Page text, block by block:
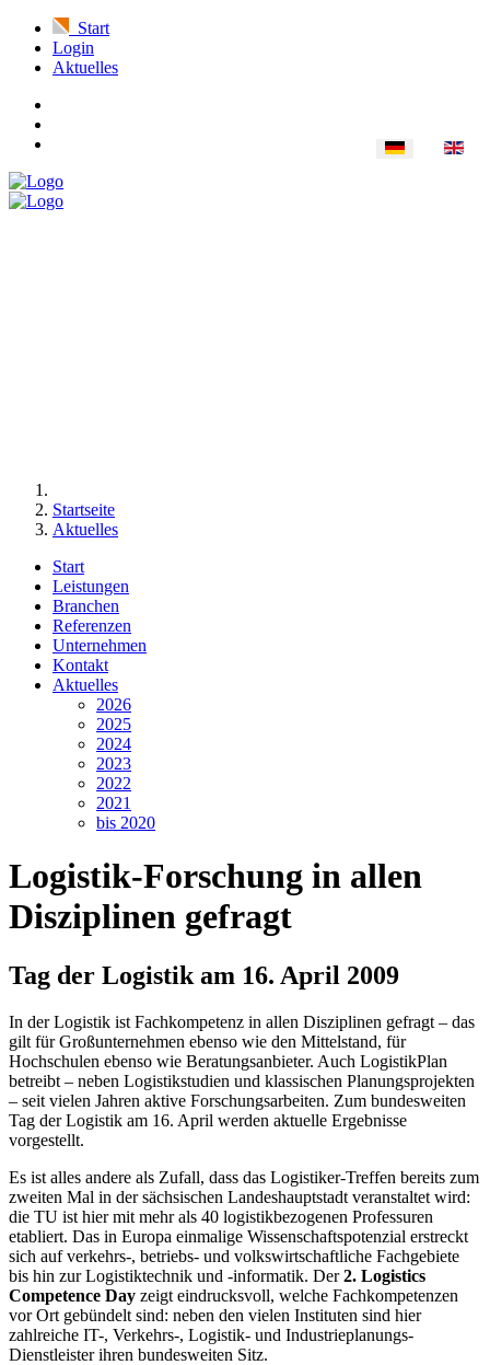
Start
Login
Aktuelles
Startseite
Aktuelles
Start
Leistungen
Branchen
Referenzen
Unternehmen
Kontakt
Aktuelles
2026
2025
2024
2023
2022
2021
bis 2020
Logistik-Forschung in allen
Disziplinen gefragt
Tag der Logistik am 16. April 2009
In der Logistik ist Fachkompetenz in allen Disziplinen gefragt – das
gilt für Großunternehmen ebenso wie den Mittelstand, für
Hochschulen ebenso wie Beratungsanbieter. Auch LogistikPlan
betreibt – neben Logistikstudien und klassischen Planungsprojekten
– seit vielen Jahren aktive Forschungsarbeiten. Zum bundesweiten
Tag der Logistik am 16. April werden aktuelle Ergebnisse
vorgestellt.
Es ist alles andere als Zufall, dass das Logistiker-Treffen bereits zum
zweiten Mal in der sächsischen Landeshauptstadt veranstaltet wird:
die TU ist hier mit mehr als 40 logistikbezogenen Professuren
etabliert. Das in Europa einmalige Wissenschaftspotenzial erstreckt
sich auf verkehrs-, betriebs- und volkswirtschaftliche Fachgebiete
bis hin zur Logistiktechnik und -informatik. Der2. Logistics
Competence Day zeigt eindrucksvoll, welche Fachkompetenzen
vor Ort gebündelt sind: neben den vielen Instituten sind hier
zahlreiche IT-, Verkehrs-, Logistik- und Industrieplanungs-
Dienstleister ihren bundesweiten Sitz.